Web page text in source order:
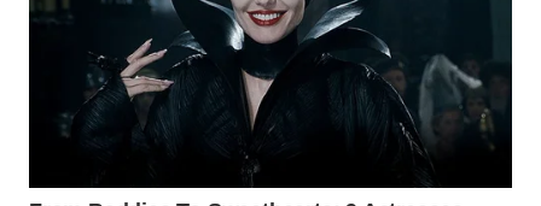
MAJALENGKA
WN
SUBANG
WN